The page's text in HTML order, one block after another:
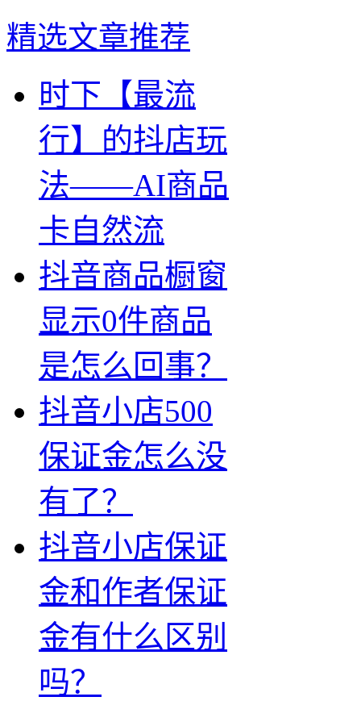
精选文章推荐
时下【最流
行】的抖店玩
法——AI商品
卡自然流
抖音商品橱窗
显示0件商品
是怎么回事？
抖音小店500
保证金怎么没
有了？
抖音小店保证
金和作者保证
金有什么区别
吗？